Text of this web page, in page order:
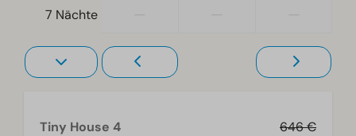
Fernseher
7 Nächte
646 €
Tiny House 4